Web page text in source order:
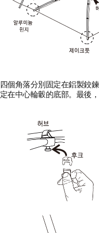
個角落分別固定在鋁製鉸
在中心輪轂的底部。最後